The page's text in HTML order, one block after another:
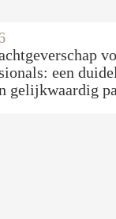
een
gelijkwaardig